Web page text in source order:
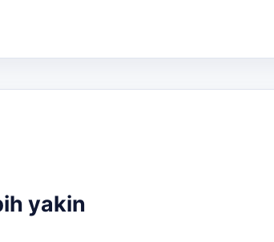
kami untuk mendapatkan
yakin